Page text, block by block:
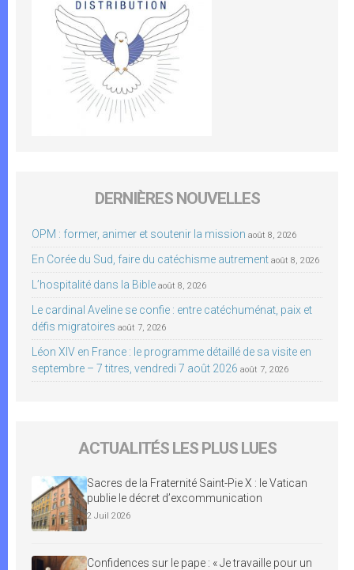
DERNIÈRES NOUVELLES
OPM : former, animer et soutenir la mission août 8, 2026
En Corée du Sud, faire du catéchisme autrement août 8, 2026
L’hospitalité dans la Bible août 8, 2026
Le cardinal Aveline se confie : entre catéchuménat, paix et
défis migratoires août 7, 2026
Léon XIV en France : le programme détaillé de sa visite en
septembre – 7 titres, vendredi 7 août 2026 août 7, 2026
ACTUALITÉS LES PLUS LUES
Sacres de la Fraternité Saint-Pie X : le Vatican
publie le décret d’excommunication
2 Juil 2026
Confidences sur le pape : « Je travaille pour un